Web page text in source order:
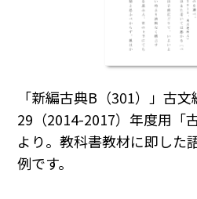
「新編古典B（301）」古
29（2014-2017）年度用「
より。教科書教材に即した
例です。